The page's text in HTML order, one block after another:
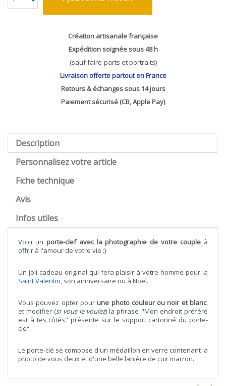
Création artisanale française
Expédition soignée sous 48 h
(sauf faire-parts et portraits)
Livraison offerte partout en France
Retours & échanges sous 14 jours
Paiement sécurisé (CB, Apple Pay)
Description
Personnalisez votre article
Fiche technique
Avis
Infos utiles
Voici un porte-clef avec la photographie de votre couple à
offrir à l'amour de votre vie :)
Un joli cadeau original qui fera plaisir à votre homme pour la
Saint Valentin, son anniversaire ou à Noël.
Vous pouvez opter pourune photo couleur ou noir et blanc,
et modifier (si vous le voulez) la phrase "Mon endroit préféré
est à tes côtés" présente sur le support cartonné du porte-
clef.
Le porte-clé se compose d'un médaillon en verre contenant la
photo de vous deux et d'une belle lanière de cuir marron.